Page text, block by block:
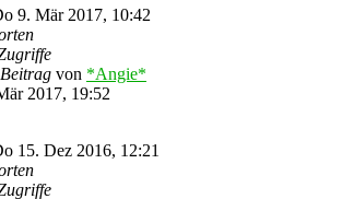
9. Mär 2017, 10:42
von *Angie*
2017, 19:52
15. Dez 2016, 12:21